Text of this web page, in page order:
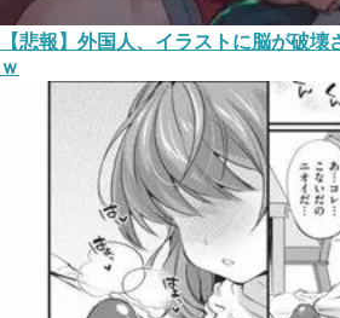
【悲報】外国人、イラストに脳が破壊
ｗ